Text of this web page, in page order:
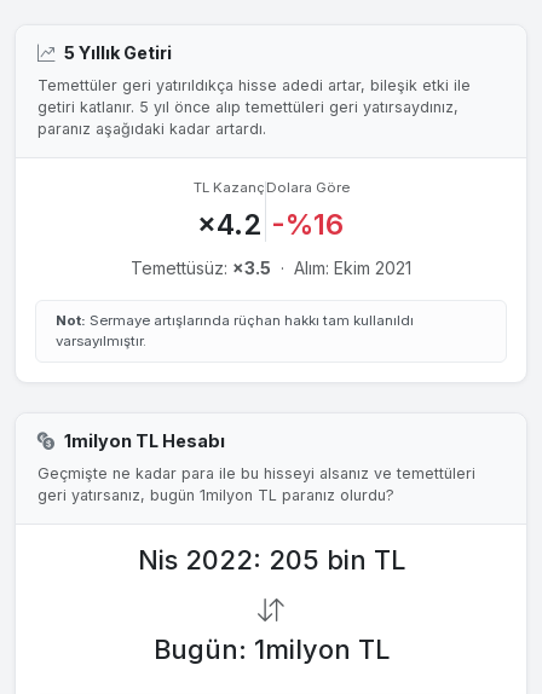
5 Yıllık Getiri
Temettüler geri yatırıldıkça hisse adedi artar, bileşik etki ile
getiri katlanır. 5 yıl önce alıp temettüleri geri yatırsaydınız,
paranız aşağıdaki kadar artardı.
TL Kazanç
×4.2
Dolara Göre
-%16
Temettüsüz: ×3.5 · Alım: Ekim 2021
Not: Sermaye artışlarında rüçhan hakkı tam kullanıldı
varsayılmıştır.
1milyon TL Hesabı
Geçmişte ne kadar para ile bu hisseyi alsanız ve temettüleri
geri yatırsanız, bugün 1milyon TL paranız olurdu?
Nis 2022: 205 bin TL
Bugün: 1milyon TL